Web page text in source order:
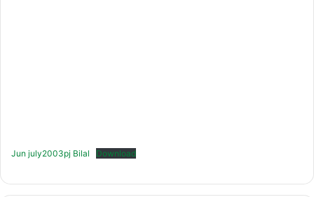
Jun july2003pj Bilal Download